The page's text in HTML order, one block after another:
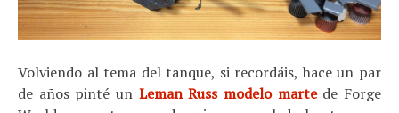
Volviendo al tema del tanque, si recordáis, hace un par
de años pinté un Leman Russ modelo martede Forge